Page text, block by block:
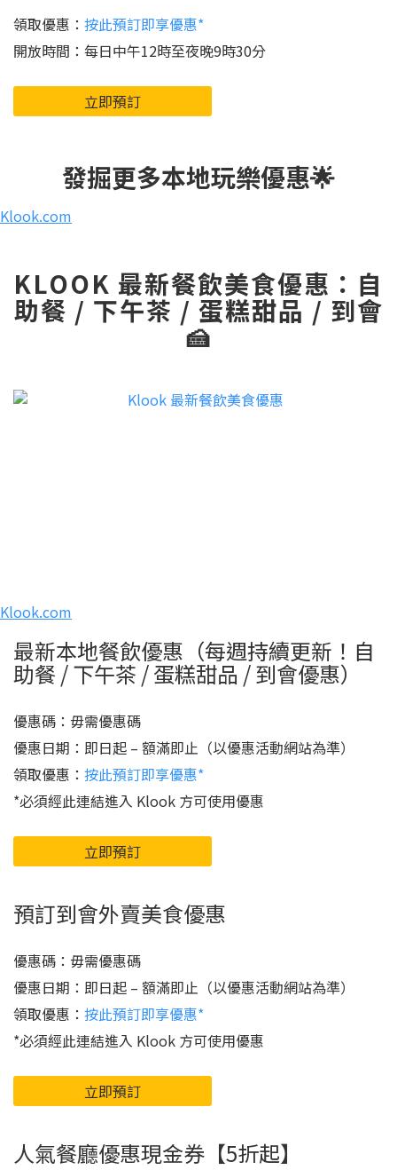
領取優惠： 按此預訂即享優惠*
開放時間：每日中午12時至夜晚9時30分
立即預訂
發掘更多本地玩樂優惠🌟
Klook.com
KLOOK 最新餐飲美食優惠：自
助餐 / 下午茶 / 蛋糕甜品 / 到會
🍰
Klook.com
最新本地餐飲優惠（每週持續更新！自
助餐 / 下午茶 / 蛋糕甜品 / 到會優惠）
優惠碼：毋需優惠碼
優惠日期：即日起 – 額滿即止（以優惠活動網站為準）
領取優惠： 按此預訂即享優惠*
*必須經此連結進入 Klook 方可使用優惠
立即預訂
預訂到會外賣美食優惠
優惠碼：毋需優惠碼
優惠日期：即日起 – 額滿即止（以優惠活動網站為準）
領取優惠： 按此預訂即享優惠*
*必須經此連結進入 Klook 方可使用優惠
立即預訂
人氣餐廳優惠現金券【5折起】